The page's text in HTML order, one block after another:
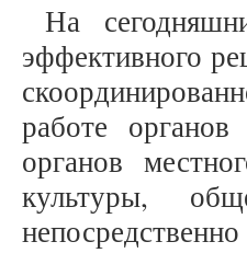
На
эффективного
работе органов
органов
культуры,